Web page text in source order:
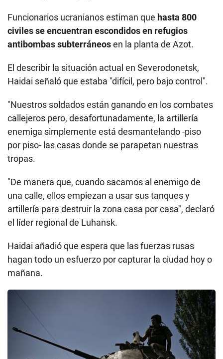
Funcionarios ucranianos estiman que hasta 800
civiles se encuentran escondidos en refugios
antibombas subterráneosen la planta de Azot.
El describir la situación actual en Severodonetsk,
Haidai señaló que estaba "difícil, pero bajo control".
"Nuestros soldados están ganando en los combates
callejeros pero, desafortunadamente, la artillería
enemiga simplemente está desmantelando -piso
por piso- las casas donde se parapetan nuestras
tropas.
"De manera que, cuando sacamos al enemigo de
una calle, ellos empiezan a usar sus tanques y
artillería para destruir la zona casa por casa", declaró
el líder regional de Luhansk.
Haidai añadió que espera que las fuerzas rusas
hagan todo un esfuerzo por capturar la ciudad hoy o
mañana.